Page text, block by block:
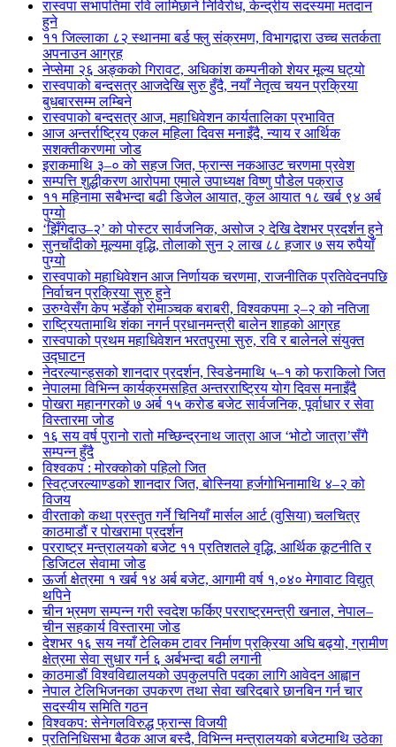
रास्वपा सभापतिमा रवि लामिछाने निर्विरोध, केन्द्रीय सदस्यमा मतदान
हुने
११ जिल्लाका ८२ स्थानमा बर्ड फ्लु संक्रमण, विभागद्वारा उच्च सतर्कता
अपनाउन आग्रह
नेप्सेमा २६ अङ्कको गिरावट, अधिकांश कम्पनीको शेयर मूल्य घट्यो
रास्वपाको बन्दसत्र आजदेखि सुरु हुँदै, नयाँ नेतृत्व चयन प्रक्रिया
बुधबारसम्म लम्बिने
रास्वपाको बन्दसत्र आज, महाधिवेशन कार्यतालिका प्रभावित
आज अन्तर्राष्ट्रिय एकल महिला दिवस मनाइँदै, न्याय र आर्थिक
सशक्तीकरणमा जोड
इराकमाथि ३–० को सहज जित, फ्रान्स नकआउट चरणमा प्रवेश
सम्पत्ति शुद्धीकरण आरोपमा एमाले उपाध्यक्ष विष्णु पौडेल पक्राउ
११ महिनामा सबैभन्दा बढी डिजेल आयात, कुल आयात १८ खर्ब ९४ अर्ब
पुग्यो
‘झिँगेदाउ–२’ को पोस्टर सार्वजनिक, असोज २ देखि देशभर प्रदर्शन हुने
सुनचाँदीको मूल्यमा वृद्धि, तोलाको सुन २ लाख ८८ हजार ७ सय रुपैयाँ
पुग्यो
रास्वपाको महाधिवेशन आज निर्णायक चरणमा, राजनीतिक प्रतिवेदनपछि
निर्वाचन प्रक्रिया सुरु हुने
उरुग्वेसँग केप भर्डेको रोमाञ्चक बराबरी, विश्वकपमा २–२ को नतिजा
राष्ट्रियतामाथि शंका नगर्न प्रधानमन्त्री बालेन शाहको आग्रह
रास्वपाको प्रथम महाधिवेशन भरतपुरमा सुरु, रवि र बालेनले संयुक्त
उद्घाटन
नेदरल्यान्ड्सको शानदार प्रदर्शन, स्विडेनमाथि ५–१ को फराकिलो जित
नेपालमा विभिन्न कार्यक्रमसहित अन्तरराष्ट्रिय योग दिवस मनाइँदै
पोखरा महानगरको ७ अर्ब १५ करोड बजेट सार्वजनिक, पूर्वाधार र सेवा
विस्तारमा जोड
१६ सय वर्ष पुरानो रातो मच्छिन्द्रनाथ जात्रा आज ‘भोटो जात्रा’सँगै
सम्पन्न हुँदै
विश्वकप : मोरक्कोको पहिलो जित
स्विट्जरल्याण्डको शानदार जित, बोस्निया हर्जगोभिनामाथि ४–२ को
विजय
वीरताको कथा प्रस्तुत गर्ने चिनियाँ मार्सल आर्ट (वुसिया) चलचित्र
काठमाडौं र पोखरामा प्रदर्शन
परराष्ट्र मन्त्रालयको बजेट ११ प्रतिशतले वृद्धि, आर्थिक कूटनीति र
डिजिटल सेवामा जोड
ऊर्जा क्षेत्रमा १ खर्ब १४ अर्ब बजेट, आगामी वर्ष १,०४० मेगावाट विद्युत्
थपिने
चीन भ्रमण सम्पन्न गरी स्वदेश फर्किए परराष्ट्रमन्त्री खनाल, नेपाल–
चीन सहकार्य विस्तारमा जोड
देशभर १६ सय नयाँ टेलिकम टावर निर्माण प्रक्रिया अघि बढ्यो, ग्रामीण
क्षेत्रमा सेवा सुधार गर्न ६ अर्बभन्दा बढी लगानी
काठमाडौं विश्वविद्यालयको उपकुलपति पदका लागि आवेदन आह्वान
नेपाल टेलिभिजनका उपकरण तथा सेवा खरिदबारे छानबिन गर्न चार
सदस्यीय समिति गठन
विश्वकप: सेनेगलविरुद्ध फ्रान्स विजयी
प्रतिनिधिसभा बैठक आज बस्दै, विभिन्न मन्त्रालयको बजेटमाथि उठेका